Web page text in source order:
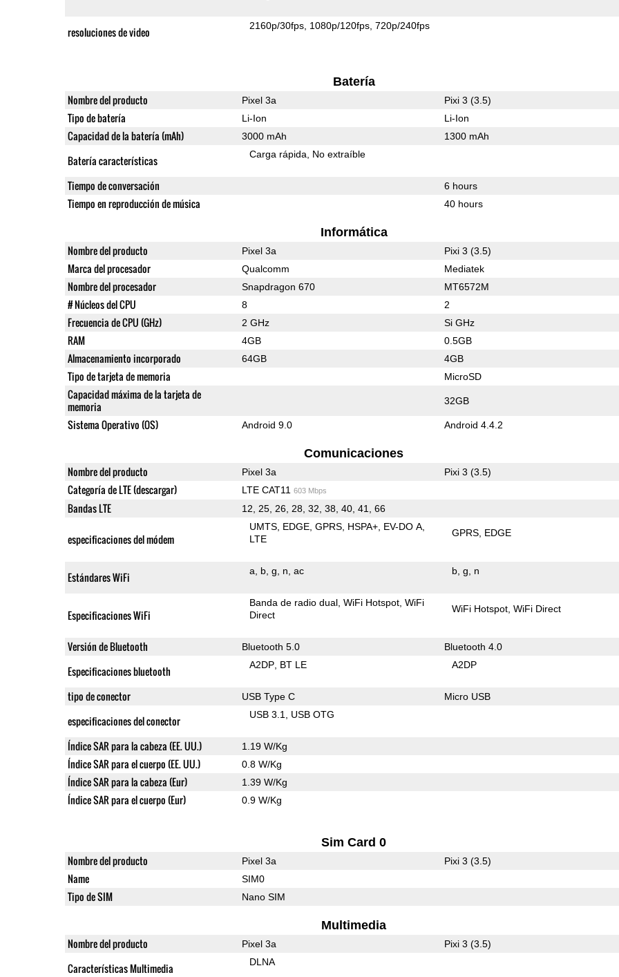
resoluciones de video 2160p/30fps 1080p/120fps 720p/240fps
Batería
Nombre del producto Pixel 3a Pixi 3 (3.5)
Tipo de batería Li-Ion Li-Ion
Capacidad de la batería (mAh) 3000 mAh 1300 mAh
Batería características Carga rápida No extraíble
Tiempo de conversación 6 hours
Tiempo en reproducción de música 40 hours
Informática
Nombre del producto Pixel 3a Pixi 3 (3.5)
Marca del procesador Qualcomm Mediatek
Nombre del procesador Snapdragon 670 MT6572M
# Núcleos del CPU 8 2
Frecuencia de CPU (GHz) 2 GHz Si GHz
RAM 4GB 0.5GB
Almacenamiento incorporado 64GB 4GB
Tipo de tarjeta de memoria MicroSD
Capacidad máxima de la tarjeta de
memoria
32GB
Sistema Operativo (OS) Android 9.0 Android 4.4.2
Comunicaciones
Nombre del producto Pixel 3a Pixi 3 (3.5)
Categoría de LTE (descargar) LTE CAT11 603 Mbps
Bandas LTE 12, 25, 26, 28, 32, 38, 40, 41, 66
especificaciones del módem
UMTS EDGE GPRS HSPA+ EV-DO A
LTE
GPRS EDGE
Estándares WiFi a b g n ac b g n
Especificaciones WiFi
Banda de radio dual WiFi Hotspot WiFi
Direct
WiFi Hotspot WiFi Direct
Versión de Bluetooth Bluetooth 5.0 Bluetooth 4.0
Especificaciones bluetooth A2DP BT LE A2DP
tipo de conector USB Type C Micro USB
especificaciones del conector USB 3.1 USB OTG
Índice SAR para la cabeza (EE. UU.) 1.19 W/Kg
Índice SAR para el cuerpo (EE. UU.) 0.8 W/Kg
Índice SAR para la cabeza (Eur) 1.39 W/Kg
Índice SAR para el cuerpo (Eur) 0.9 W/Kg
Sim Card 0
Nombre del producto Pixel 3a Pixi 3 (3.5)
Name SIM0
Tipo de SIM Nano SIM
Multimedia
Nombre del producto Pixel 3a Pixi 3 (3.5)
Características Multimedia DLNA